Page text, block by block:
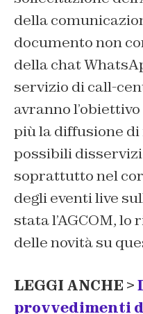
della
documento non
della chat
servizio di call-
avranno
più la diffusione
possibili
soprattutto nel
degli eventi live
stata l’AGCOM,
delle novità su
LEGGI ANCHE >
provvedimenti